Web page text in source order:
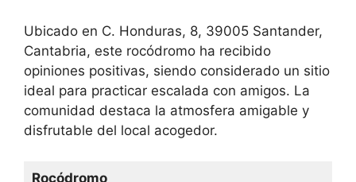
Ubicado en C. Honduras, 8, 39005 Santander,
Cantabria, este rocódromo ha recibido
opiniones positivas, siendo considerado un sitio
ideal para practicar escalada con amigos. La
comunidad destaca la atmosfera amigable y
disfrutable del local acogedor.
Rocódromo